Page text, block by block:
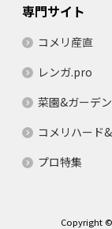
専門サイト
コメリ産直
レンガ.pro
菜園&ガーデン
コメリハード
プロ特集
Copyright ©